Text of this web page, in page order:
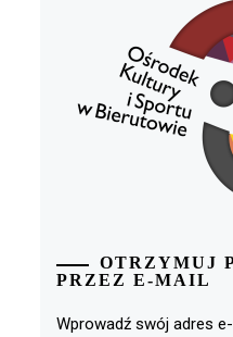
OTRZYMUJ
PRZEZ E-MAIL
Wprowadź swój adres